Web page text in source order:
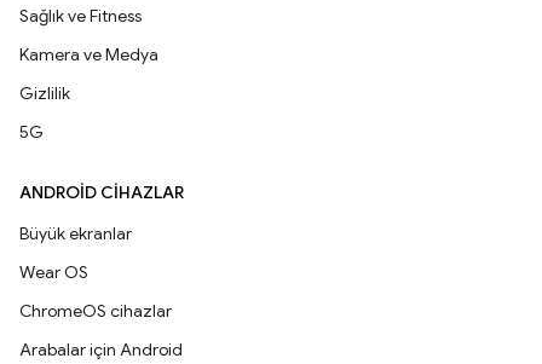
Sağlık ve Fitness
Kamera ve Medya
Gizlilik
5G
ANDROID CIHAZLAR
Büyük ekranlar
Wear OS
ChromeOS cihazlar
Arabalar için Android